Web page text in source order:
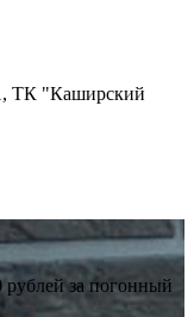
ТК "Каширский
рублей за погонный